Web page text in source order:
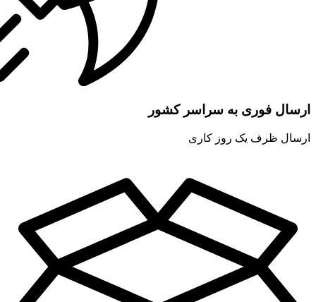
ارسال فوری به سراسر کشور
ارسال ظرف یک روز کاری